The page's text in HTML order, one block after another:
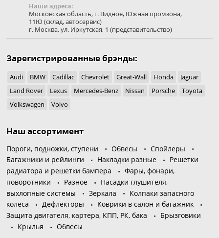
Наши адреса:
Московская область, г. Видное, Южная промзона,
11Ю (склад, автосервис)
г. Москва,ул. Иркутская, 1 (представительство)
Зарегистрированные брэнды:
Audi BMW Cadillac Chevrolet Great-Wall Honda
Jaguar
Land Rover
Lexus Mercedes-Benz Nissan Porsche
Toyota
Volkswagen
Volvo
Наш ассортимент
Пороги, подножки, ступени Обвесы
Спойлеры
Багажники и рейлинги
Накладки разные
Решетки
радиатора и решетки бампера
Фары, фонари,
поворотники
Разное
Насадки глушителя,
выхлопные системы
Зеркала
Колпаки запасного
колеса
Дефлекторы
Коврики в салон и багажник
Защита двигателя, картера, КПП, РК, бака
Брызговики
Крылья
Обвесы